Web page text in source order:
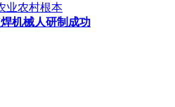
业农村根本
机械人研制成功